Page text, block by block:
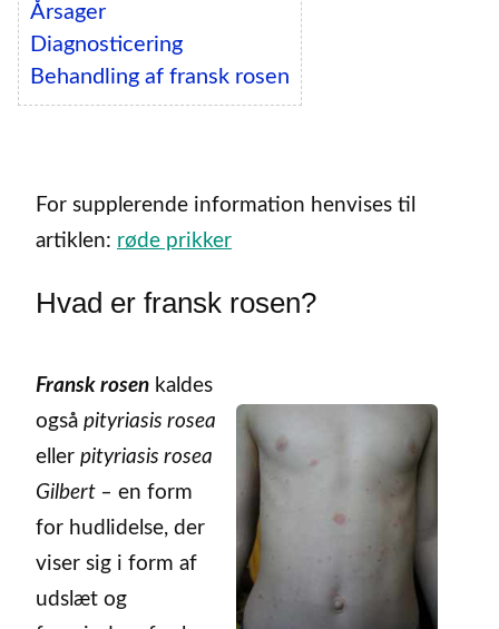
Årsager
Diagnosticering
Behandling af fransk rosen
For supplerende information henvises til
artiklen: røde prikker
Hvad er fransk rosen?
Fransk rosen kaldes
også pityriasis rosea
eller pityriasis rosea
Gilbert – en form
for hudlidelse, der
viser sig i form af
udslæt og